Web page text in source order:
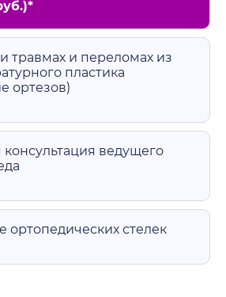
травмах и переломах из
пластика
ортезов)
ведущего
ортопедических стелек